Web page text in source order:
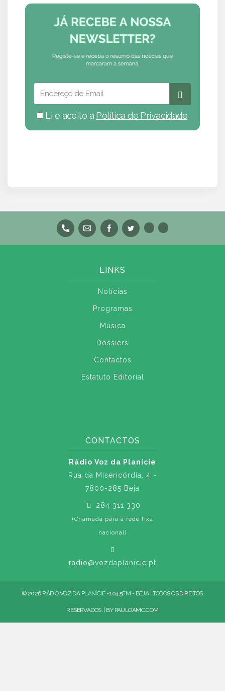
Li e aceito a Política de Privacidade
LINKS
Notícias
Programas
Música
Dossiers
Contactos
Estatuto Editorial
CONTACTOS
Rádio Voz da Planície
Rua da Misericórdia, 4 -
7800-285 Beja
284 311 330
(Chamada para a rede fixa
nacional)
radio@vozdaplanicie.pt
© 2026 RÁDIO VOZ DA PLANÍCIE - 104.5FM - BEJA | TODOS OS DIREITOS
RESERVADOS. | BY PAULOAMC.COM